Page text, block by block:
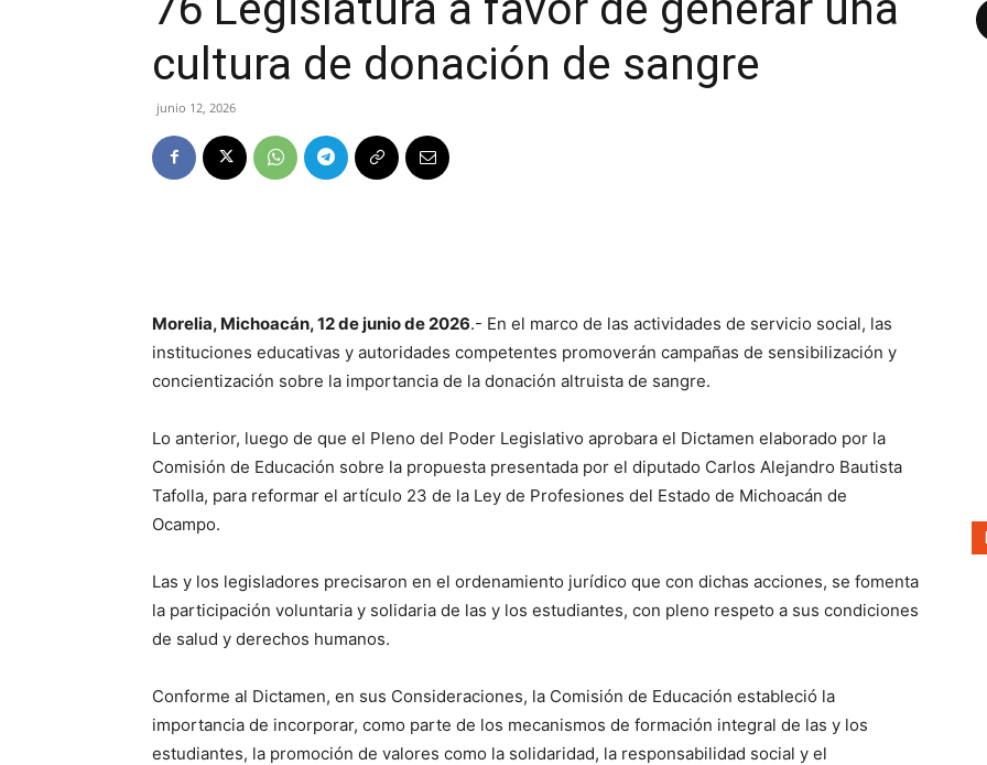
cultura de donación de sangre
junio 12, 2026
Morelia, Michoacán, 12 de junio de 2026.- En el marco de las actividades de servicio social, las
instituciones educativas y autoridades competentes promoverán campañas de sensibilización y
concientización sobre la importancia de la donación altruista de sangre.
Lo anterior, luego de que el Pleno del Poder Legislativo aprobara el Dictamen elaborado por la
Comisión de Educación sobre la propuesta presentada por el diputado Carlos Alejandro Bautista
Tafolla, para reformar el artículo 23 de la Ley de Profesiones del Estado de Michoacán de
Ocampo.
Las y los legisladores precisaron en el ordenamiento jurídico que con dichas acciones, se fomenta
la participación voluntaria y solidaria de las y los estudiantes, con pleno respeto a sus condiciones
de salud y derechos humanos.
Conforme al Dictamen, en sus Consideraciones, la Comisión de Educación estableció la
importancia de incorporar, como parte de los mecanismos de formación integral de las y los
estudiantes, la promoción de valores como la solidaridad, la responsabilidad social y el